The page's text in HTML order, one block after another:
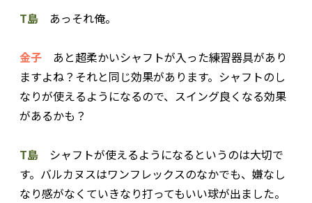
T島 あっそれ俺。
金子 あと超柔かいシャフトが入った練習器具があり
ますよね？それと同じ効果があります。シャフトのし
なりが使えるようになるので、スイング良くなる効果
があるかも？
T島 シャフトが使えるようになるというのは大切で
す。バルカヌスはワンフレックスのなかでも、嫌なし
なり感がなくていきなり打ってもいい球が出ました。